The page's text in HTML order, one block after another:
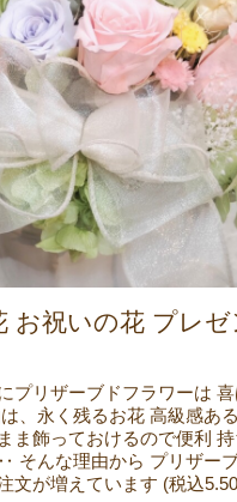
お祝いの花 プレゼ
プリザーブドフラワーは
、永く残るお花 高級感あ
ま飾っておけるので便利
そんな理由から プリザー
文が増えています (税込